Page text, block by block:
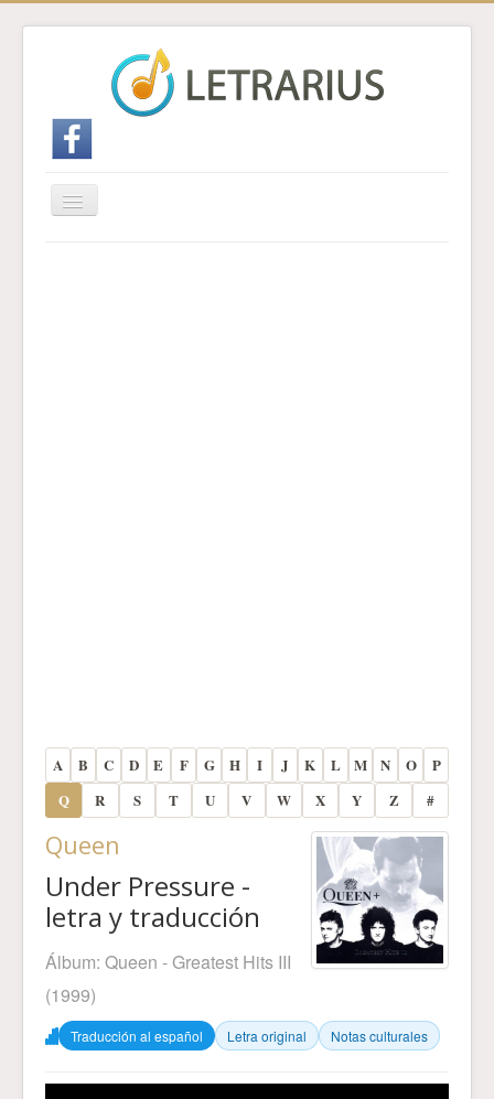
Cambiar
navegación
A B C D E F G H I J K L M N O
P
Q
R S T U V W X Y Z #
Queen
Under Pressure -
letra y traducción
Álbum: Queen - Greatest Hits III
(1999)
Traducción al español Letra original Notas culturales